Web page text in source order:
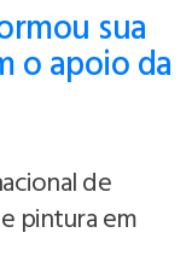
sua
o apoio da
de
pintura em